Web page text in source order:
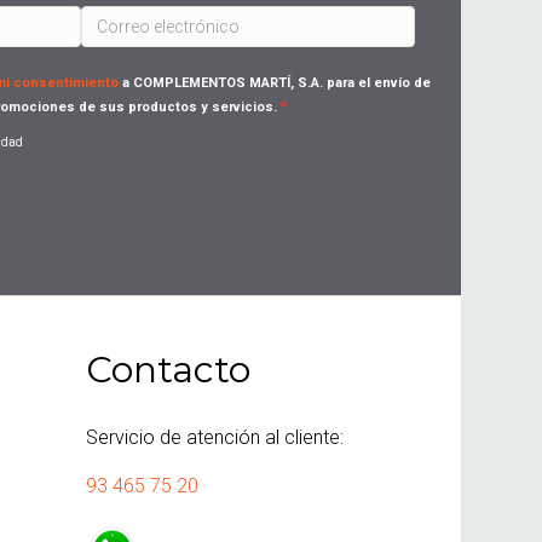
consentimiento a COMPLEMENTOS MARTÍ, S.A. para el envío de
de sus productos y servicios.
Contacto
Servicio de atención al cliente:
93 465 75 20